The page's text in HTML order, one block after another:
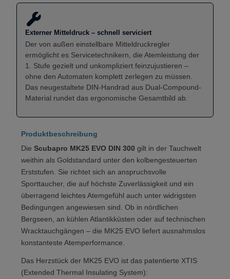
Externer Mitteldruck – schnell serviciert
Der von außen einstellbare Mitteldruckregler
ermöglicht es Servicetechnikern, die Atemleistung der
1. Stufe gezielt und unkompliziert feinzujustieren –
ohne den Automaten komplett zerlegen zu müssen.
Das neugestaltete DIN-Handrad aus Dual-Compound-
Material rundet das ergonomische Gesamtbild ab.
Produktbeschreibung
Die Scubapro MK25 EVO DIN 300 gilt in der Tauchwelt
weithin als Goldstandard unter den kolbengesteuerten
Erststufen. Sie richtet sich an anspruchsvolle
Sporttaucher, die auf höchste Zuverlässigkeit und ein
überragend leichtes Atemgefühl auch unter widrigsten
Bedingungen angewiesen sind. Ob in nördlichen
Bergseen, an kühlen Atlantikküsten oder auf technischen
Wracktauchgängen – die MK25 EVO liefert ausnahmslos
konstanteste Atemperformance.
Das Herzstück der MK25 EVO ist das patentierte XTIS
(Extended Thermal Insulating System):